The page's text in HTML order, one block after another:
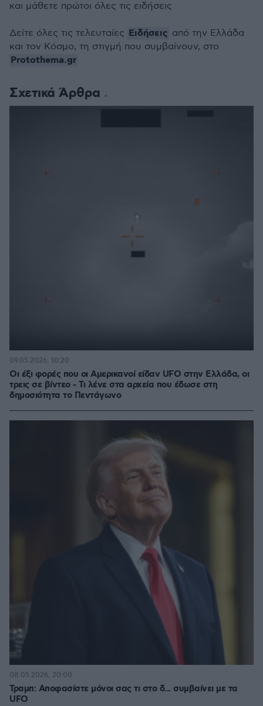
Σχετικά Άρθρα
Οι έξι φορές που οι Αμερικανοί είδαν UFO στην Ελλάδα, οι
τρεις σε βίντεο - Τι λένε στα αρχεία που έδωσε στη
δημοσιότητα το Πεντάγωνο
09.05.2026, 10:20
Τραμπ: Αποφασίστε μόνοι σας τι στο δ... συμβαίνει με τα
UFO
08.05.2026, 20:00
και μάθετε πρώτοι όλες τις ειδήσεις
Δείτε όλες τις τελευταίες Ειδήσεις από την Ελλάδα
και τον Κόσμο, τη στιγμή που συμβαίνουν, στο
Protothema.gr